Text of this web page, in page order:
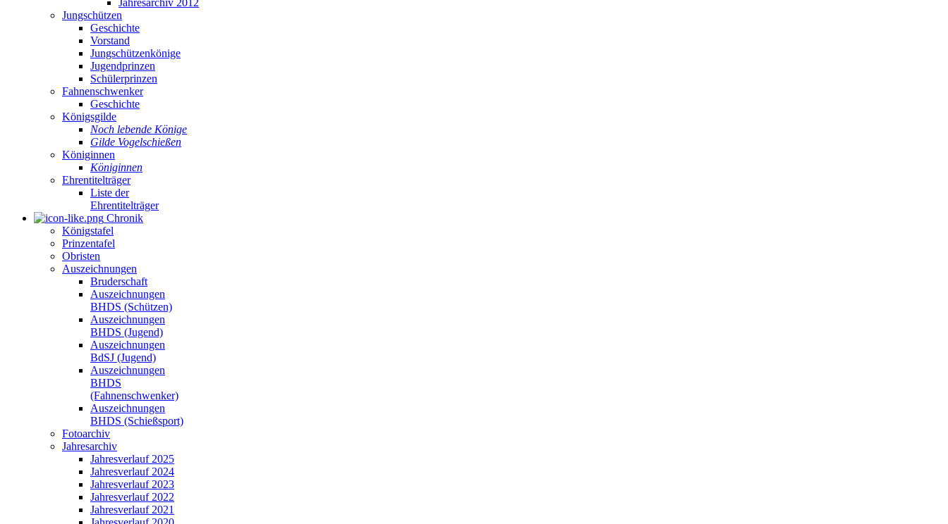
Jahresarchiv 2012
Jungschützen
Geschichte
Vorstand
Jungschützenkönige
Jugendprinzen
Schülerprinzen
Fahnenschwenker
Geschichte
Königsgilde
Noch lebende Könige
Gilde Vogelschießen
Königinnen
Königinnen
Ehrentitelträger
Liste der
Ehrentitelträger
Chronik
Königstafel
Prinzentafel
Obristen
Auszeichnungen
Bruderschaft
Auszeichnungen
BHDS (Schützen)
Auszeichnungen
BHDS (Jugend)
Auszeichnungen
BdSJ (Jugend)
Auszeichnungen
BHDS
(Fahnenschwenker)
Auszeichnungen
BHDS (Schießsport)
Fotoarchiv
Jahresarchiv
Jahresverlauf 2025
Jahresverlauf 2024
Jahresverlauf 2023
Jahresverlauf 2022
Jahresverlauf 2021